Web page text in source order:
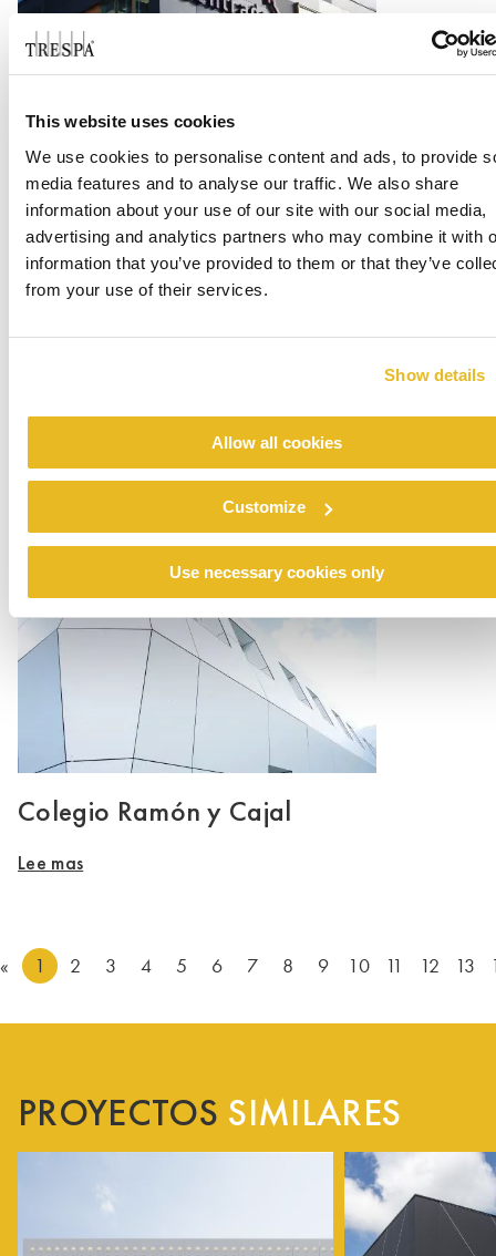
This website uses cookies
We use cookies to personalise content and ads, to provide
media features and to analyse our traffic. We also share
information about your use of our site with our social media,
advertising and analytics partners who may combine it with
information that you’ve provided to them or that they’ve
from your use of their services.
Show details
Allow all cookies
Customize
Use necessary cookies only
Office Centrada
Lee mas
Renovation emergency shelter Stein
Colegio Ramón y Cajal
Lee mas
« 1 2 3 4 5 6 7 8 9 10 11 12 13
PROYECTOS SIMILARES